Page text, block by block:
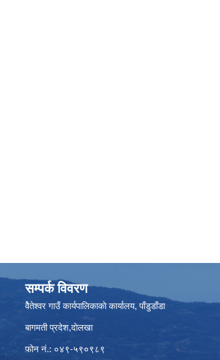
सम्पर्क विवरण
वैेतेश्वर गाउँ कार्यपालिकाकाे कार्यालय, पाँडुडाँडा
बागमती‌ प्रदेश,दाेलखा
फोन नं.: ०४९-५९०९८९